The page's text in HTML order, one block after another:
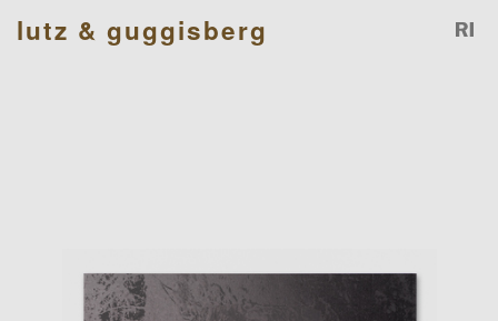
lutz & guggisberg